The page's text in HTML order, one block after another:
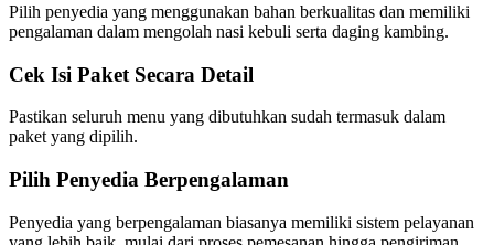
Pilih penyedia yang menggunakan bahan berkualitas dan memiliki
pengalaman dalam mengolah nasi kebuli serta daging kambing.
Cek Isi Paket Secara Detail
Pastikan seluruh menu yang dibutuhkan sudah termasuk dalam
paket yang dipilih.
Pilih Penyedia Berpengalaman
Penyedia yang berpengalaman biasanya memiliki sistem pelayanan